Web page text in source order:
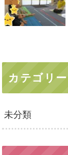
カテゴリー
未分類